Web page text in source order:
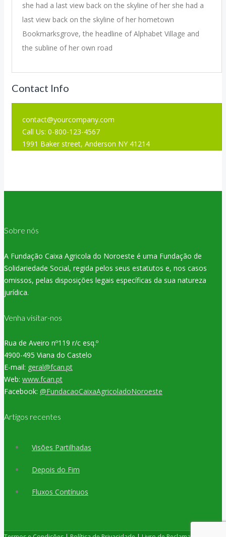
she had a last view back on the skyline of her she had a
last view back on the skyline of her hometown
Bookmarksgrove, the headline of Alphabet Village and
the subline of her own road
Contact Info
contact@yourcompany.com
Call Us: 0-800-123-4567
1991 Baker street, Anderson NY 41214
Sobre nós
A Fundação Caixa Agricola do Noroeste é uma Fundação de
Solidariedade Social, regida pelos seus estatutos e, nos casos
omissos, pelas disposições legais específicas da sua natureza
jurídica.
Venha visitar-nos
Rua de Aveiro nº119 r/c esq.º
4900-495 Viana do Castelo
E-mail: geral@fcan.pt
Web: www.fcan.pt
Facebook: @FundacaoCaixaAgricoladoNoroeste
Artigos recentes
Visões Partilhadas
Depois do Fim
Fluxos Contínuos